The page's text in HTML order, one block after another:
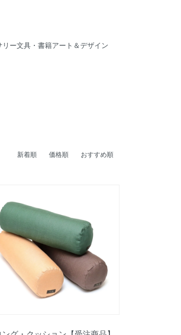
リー文具・書籍アート＆デザイン
新着順 価格順 おすすめ順